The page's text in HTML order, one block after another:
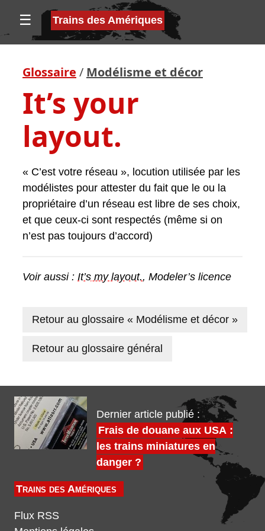
☰ Trains des Amériques
Glossaire / Modélisme et décor
It’s your
layout.
« C’est votre réseau », locution utilisée par les
modélistes pour attester du fait que le ou la
propriétaire d’un réseau est libre de ses choix,
et que ceux-ci sont respectés (même si on
n’est pas toujours d’accord)
Voir aussi : It’s my layout., Modeler’s licence
Retour au glossaire « Modélisme et décor »
Retour au glossaire général
Dernier article publié :
Frais de douane aux USA :
les trains miniatures en
danger ?
Trains des Amériques
Flux RSS